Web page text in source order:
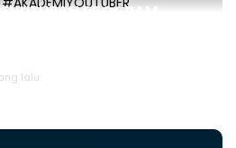
PROGRAM
lalu